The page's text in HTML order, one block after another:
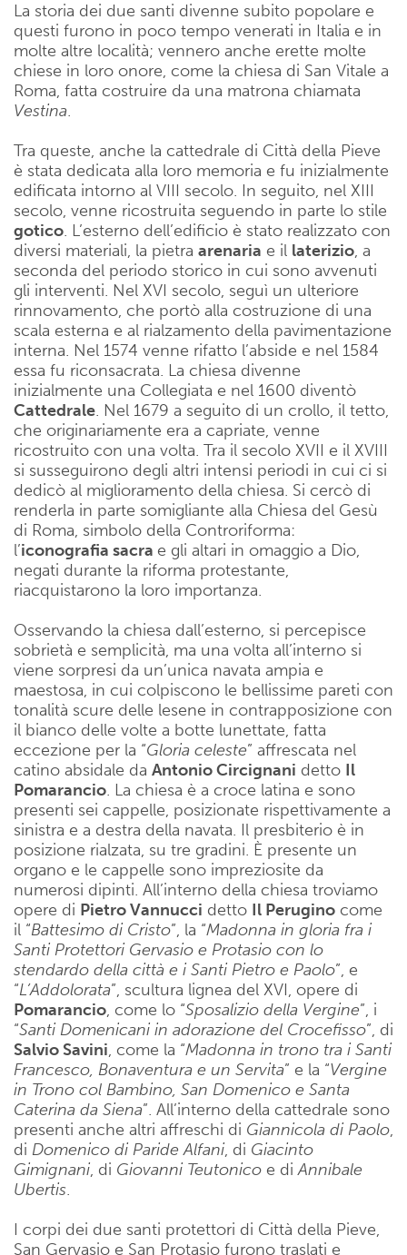
La storia dei due santi divenne subito popolare e
questi furono in poco tempo venerati in Italia e in
molte altre località; vennero anche erette molte
chiese in loro onore, come la chiesa di San Vitale a
Roma, fatta costruire da una matrona chiamata
Vestina.
Tra queste, anche la cattedrale di Città della Pieve
è stata dedicata alla loro memoria e fu inizialmente
edificata intorno al VIII secolo. In seguito, nel XIII
secolo, venne ricostruita seguendo in parte lo stile
gotico. L’esterno dell’edificio è stato realizzato con
diversi materiali, la pietra arenaria e il laterizio, a
seconda del periodo storico in cui sono avvenuti
gli interventi. Nel XVI secolo, seguì un ulteriore
rinnovamento, che portò alla costruzione di una
scala esterna e al rialzamento della pavimentazione
interna. Nel 1574 venne rifatto l’abside e nel 1584
essa fu riconsacrata. La chiesa divenne
inizialmente una Collegiata e nel 1600 diventò
Cattedrale. Nel 1679 a seguito di un crollo, il tetto,
che originariamente era a capriate, venne
ricostruito con una volta. Tra il secolo XVII e il XVIII
si susseguirono degli altri intensi periodi in cui ci si
dedicò al miglioramento della chiesa. Si cercò di
renderla in parte somigliante alla Chiesa del Gesù
di Roma, simbolo della Controriforma:
l’iconografia sacra e gli altari in omaggio a Dio,
negati durante la riforma protestante,
riacquistarono la loro importanza.
Osservando la chiesa dall’esterno, si percepisce
sobrietà e semplicità, ma una volta all’interno si
viene sorpresi da un’unica navata ampia e
maestosa, in cui colpiscono le bellissime pareti con
tonalità scure delle lesene in contrapposizione con
il bianco delle volte a botte lunettate, fatta
eccezione per la “Gloria celeste” affrescata nel
catino absidale da Antonio Circignani detto Il
Pomarancio. La chiesa è a croce latina e sono
presenti sei cappelle, posizionate rispettivamente a
sinistra e a destra della navata. Il presbiterio è in
posizione rialzata, su tre gradini. È presente un
organo e le cappelle sono impreziosite da
numerosi dipinti. All’interno della chiesa troviamo
opere di Pietro Vannucci detto Il Perugino come
il “Battesimo di Cristo”, la “Madonna in gloria fra i
Santi Protettori Gervasio e Protasio con lo
stendardo della città e i Santi Pietro e Paolo”, e
“L’Addolorata”, scultura lignea del XVI, opere di
Pomarancio, come lo “Sposalizio della Vergine”, i
“Santi Domenicani in adorazione del Crocefisso”, di
Salvio Savini, come la “Madonna in trono tra i Santi
Francesco, Bonaventura e un Servita” e la “Vergine
in Trono col Bambino, San Domenico e Santa
Caterina da Siena”. All’interno della cattedrale sono
presenti anche altri affreschi di Giannicola di Paolo,
di Domenico di Paride Alfani, di Giacinto
Gimignani, di Giovanni Teutonico e diAnnibale
Ubertis.
I corpi dei due santi protettori di Città della Pieve,
San Gervasio e San Protasio furono traslati e